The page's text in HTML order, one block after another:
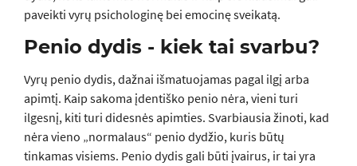
paveikti vyrų psichologinę bei emocinę sveikatą.
Penio dydis - kiek tai svarbu?
Vyrų penio dydis, dažnai išmatuojamas pagal ilgį arba
apimtį. Kaip sakoma įdentiško penio nėra, vieni turi
ilgesnį, kiti turi didesnės apimties. Svarbiausia žinoti, kad
nėra vieno „normalaus“ penio dydžio, kuris būtų
tinkamas visiems. Penio dydis gali būti įvairus, ir tai yra